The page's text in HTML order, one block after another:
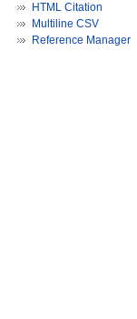
HTML Citation
Multiline CSV
Reference Manager